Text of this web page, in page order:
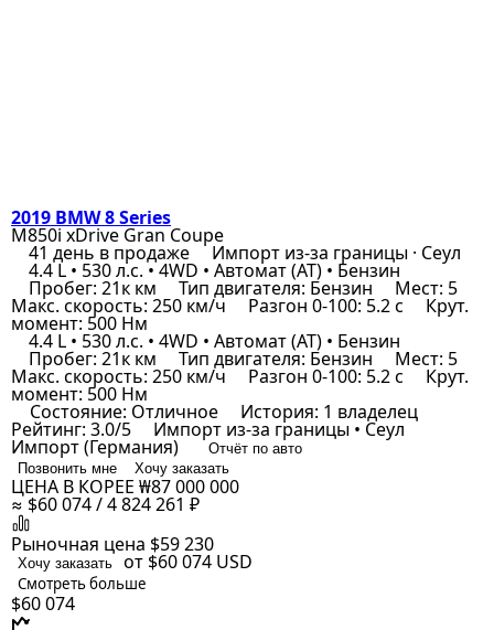
2019 BMW 8 Series
M850i xDrive Gran Coupe
41 день в продаже Импорт из-за границы · Сеул
4.4 L • 530 л.с. • 4WD • Автомат (AT) • Бензин
Пробег: 21к км Тип двигателя: Бензин Мест: 5
Макс. скорость: 250 км/ч Разгон 0-100: 5.2 с Крут.
момент: 500 Нм
4.4 L • 530 л.с. • 4WD • Автомат (AT) • Бензин
Пробег: 21к км Тип двигателя: Бензин Мест: 5
Макс. скорость: 250 км/ч Разгон 0-100: 5.2 с Крут.
момент: 500 Нм
Состояние: Отличное История: 1 владелец
Рейтинг: 3.0/5 Импорт из-за границы • Сеул
Импорт (Германия)
Отчёт по авто
Позвонить мне
Хочу заказать
ЦЕНА В КОРЕЕ ₩87 000 000
≈ $60 074 / 4 824 261 ₽
Рыночная цена $59 230
Хочу заказать от $60 074 USD
Смотреть больше
$60 074